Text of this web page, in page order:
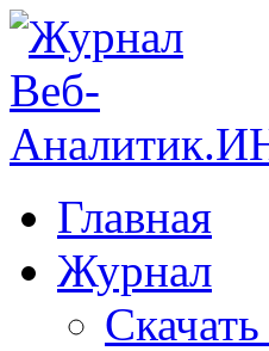
Главная
Журнал